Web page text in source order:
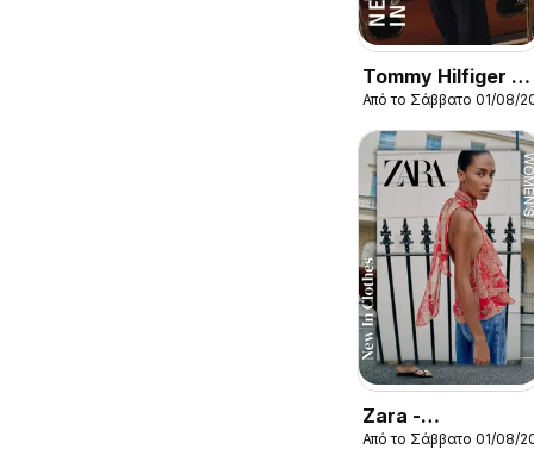
Tommy Hilfiger -
Kατάλογος
8/2026 New in
Women
Από το Σάββατο 01/08/
Zara -
Kατάλογος
Από το Σάββατο 01/08/